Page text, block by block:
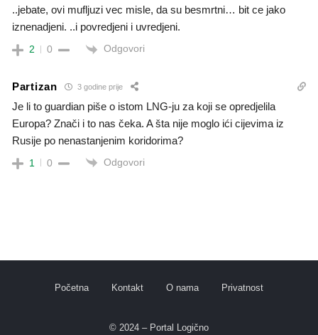
..jebate, ovi mufljuzi vec misle, da su besmrtni… bit ce jako
iznenadjeni. ..i povredjeni i uvredjeni.
2 0 Odgovori
Partizan 3 godine prije
Je li to guardian piše o istom LNG-ju za koji se opredjelila
Europa? Znači i to nas čeka. A šta nije moglo ići cijevima iz
Rusije po nenastanjenim koridorima?
1 0 Odgovori
Početna Kontakt O nama Privatnost
© 2024 – Portal Logično